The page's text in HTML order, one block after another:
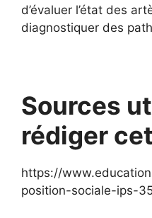
d’évaluer l’état des
diagnostiquer des
Sources
rédiger
https://
position-sociale-ips-